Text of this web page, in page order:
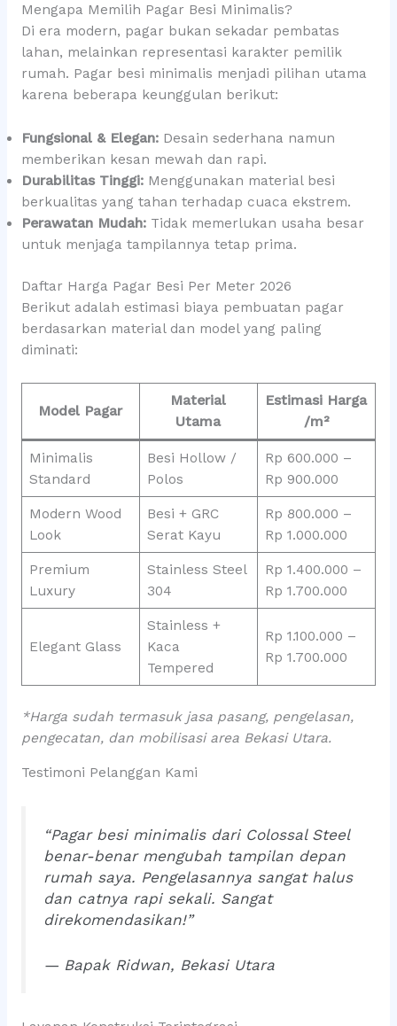
Mengapa Memilih Pagar Besi Minimalis?
Di era modern, pagar bukan sekadar pembatas
lahan, melainkan representasi karakter pemilik
rumah. Pagar besi minimalis menjadi pilihan utama
karena beberapa keunggulan berikut:
Fungsional & Elegan:Desain sederhana namun
memberikan kesan mewah dan rapi.
Durabilitas Tinggi:Menggunakan material besi
berkualitas yang tahan terhadap cuaca ekstrem.
Perawatan Mudah:Tidak memerlukan usaha besar
untuk menjaga tampilannya tetap prima.
Daftar Harga Pagar Besi Per Meter 2026
Berikut adalah estimasi biaya pembuatan pagar
berdasarkan material dan model yang paling
diminati:
Model Pagar
Material
Utama
Estimasi Harga
/m²
Minimalis
Standard
Besi Hollow /
Polos
Rp 600.000 –
Rp 900.000
Modern Wood
Look
Besi + GRC
Serat Kayu
Rp 800.000 –
Rp 1.000.000
Premium
Luxury
Stainless Steel
304
Rp 1.400.000 –
Rp 1.700.000
Elegant Glass
Stainless +
Kaca
Tempered
Rp 1.100.000 –
Rp 1.700.000
*Harga sudah termasuk jasa pasang, pengelasan,
pengecatan, dan mobilisasi area Bekasi Utara.
Testimoni Pelanggan Kami
“Pagar besi minimalis dari Colossal Steel
benar-benar mengubah tampilan depan
rumah saya. Pengelasannya sangat halus
dan catnya rapi sekali. Sangat
direkomendasikan!”
— Bapak Ridwan, Bekasi Utara